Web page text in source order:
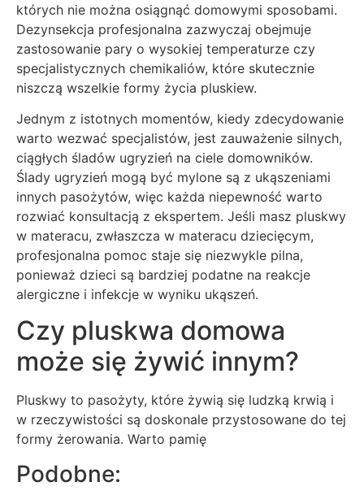
których nie można osiągnąć domowymi sposobami.
Dezynsekcja profesjonalna zazwyczaj obejmuje
zastosowanie pary o wysokiej temperaturze czy
specjalistycznych chemikaliów, które skutecznie
niszczą wszelkie formy życia pluskiew.
Jednym z istotnych momentów, kiedy zdecydowanie
warto wezwać specjalistów, jest zauważenie silnych,
ciągłych śladów ugryzień na ciele domowników.
Ślady ugryzień mogą być mylone są z ukąszeniami
innych pasożytów, więc każda niepewność warto
rozwiać konsultacją z ekspertem. Jeśli masz pluskwy
w materacu, zwłaszcza w materacu dziecięcym,
profesjonalna pomoc staje się niezwykle pilna,
ponieważ dzieci są bardziej podatne na reakcje
alergiczne i infekcje w wyniku ukąszeń.
Czy pluskwa domowa
może się żywić innym?
Pluskwy to pasożyty, które żywią się ludzką krwią i
w rzeczywistości są doskonale przystosowane do tej
formy żerowania. Warto pamię
Podobne: